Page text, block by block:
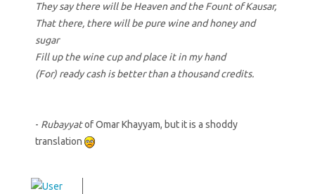
They say there will be Heaven and the Fount of Kausar,
That there, there will be pure wine and honey and
sugar
Fill up the wine cup and place it in my hand
(For) ready cash is better than a thousand credits.
- Rubayyatof Omar Khayyam, but it is a shoddy
translation